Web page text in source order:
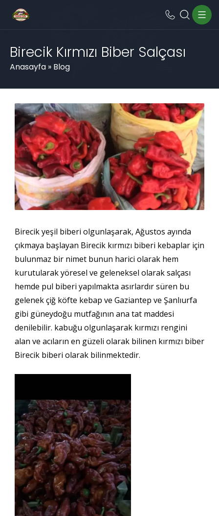
Birecik Kırmızı Biber Salçası
Anasayfa » Blog
Birecik yeşil biberi olgunlaşarak, Ağustos ayında
çıkmaya başlayan Birecik kırmızı biberi kebaplar için
bulunmaz bir nimet bunun harici olarak hem
kurutularak yöresel ve geleneksel olarak salçası
hemde pul biberi yapılmakta asırlardır süren bu
gelenek çiğ köfte kebap ve Gaziantep ve Şanlıurfa
gibi güneydoğu mutfağının ana tat maddesi
denilebilir. kabuğu olgunlaşarak kırmızı rengini
alan ve acıların en güzeli olarak bilinen kırmızı biber
Birecik biberi olarak bilinmektedir.